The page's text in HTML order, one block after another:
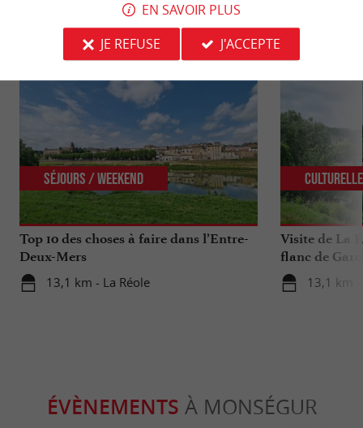
NOUS AVONS TESTÉPOUR VOUS
Top 10 des choses à faire dans l’Entre-
Deux-Mers
13,1 km - La Réole
Séjours / Weekend
Visite de La
flanc de
13,1 km -
Culturelle
ÉVÈNEMENTS À MONSÉGUR
EN SAVOIR PLUS
JE REFUSE
J'ACCEPTE